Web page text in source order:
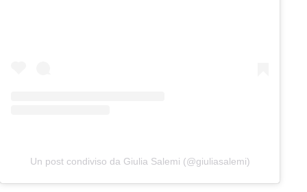
Un post condiviso da Giulia Salemi (@giuliasalemi)